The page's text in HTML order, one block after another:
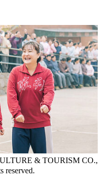
& TOURISM CO.,
reserved.